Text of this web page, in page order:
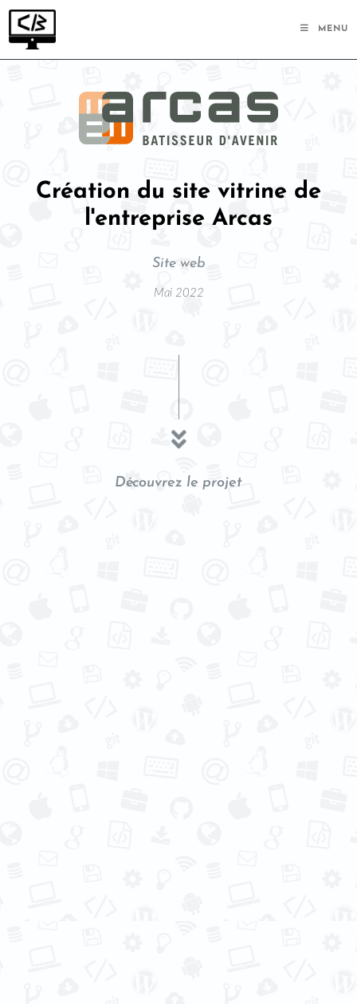
MENU
Création du site vitrine de
l'entreprise Arcas
Site web
Mai 2022
Découvrez le projet